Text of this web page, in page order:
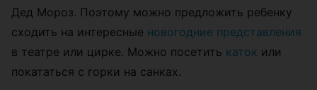
Дед Мороз. Поэтому можно предложить ребенку
сходить на интересные новогодние представления
в театре или цирке. Можно посетить каток или
покататься с горки на санках.